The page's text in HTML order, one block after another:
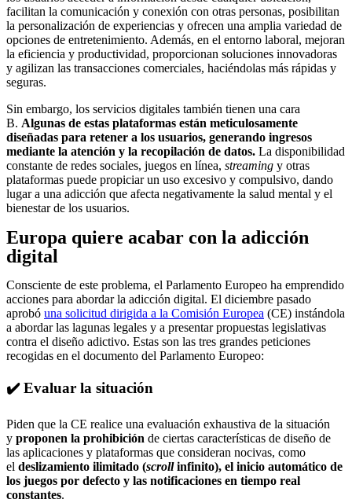
facilitan la comunicación y conexión con otras personas, posibilitan
la personalización de experiencias y ofrecen una amplia variedad de
opciones de entretenimiento. Además, en el entorno laboral, mejoran
la eficiencia y productividad, proporcionan soluciones innovadoras
y agilizan las transacciones comerciales, haciéndolas más rápidas y
seguras.
Sin embargo, los servicios digitales también tienen una cara
B. Algunas de estas plataformas están meticulosamente
diseñadas para retener a los usuarios, generando ingresos
mediante la atención y la recopilación de datos. La disponibilidad
constante de redes sociales, juegos en línea, streaming y otras
plataformas puede propiciar un uso excesivo y compulsivo, dando
lugar a una adicción que afecta negativamente la salud mental y el
bienestar de los usuarios.
Europa quiere acabar con la adicción
digital
Consciente de este problema, el Parlamento Europeo ha emprendido
acciones para abordar la adicción digital. El diciembre pasado
aprobó una solicitud dirigida a la Comisión Europea (CE) instándola
a abordar las lagunas legales y a presentar propuestas legislativas
contra el diseño adictivo. Estas son las tres grandes peticiones
recogidas en el documento del Parlamento Europeo:
✔️ Evaluar la situación
Piden que la CE realice una evaluación exhaustiva de la situación
y proponen la prohibición de ciertas características de diseño de
las aplicaciones y plataformas que consideran nocivas, como
el deslizamiento ilimitado (scrollinfinito), el inicio automático de
los juegos por defecto y las notificaciones en tiempo real
constantes.